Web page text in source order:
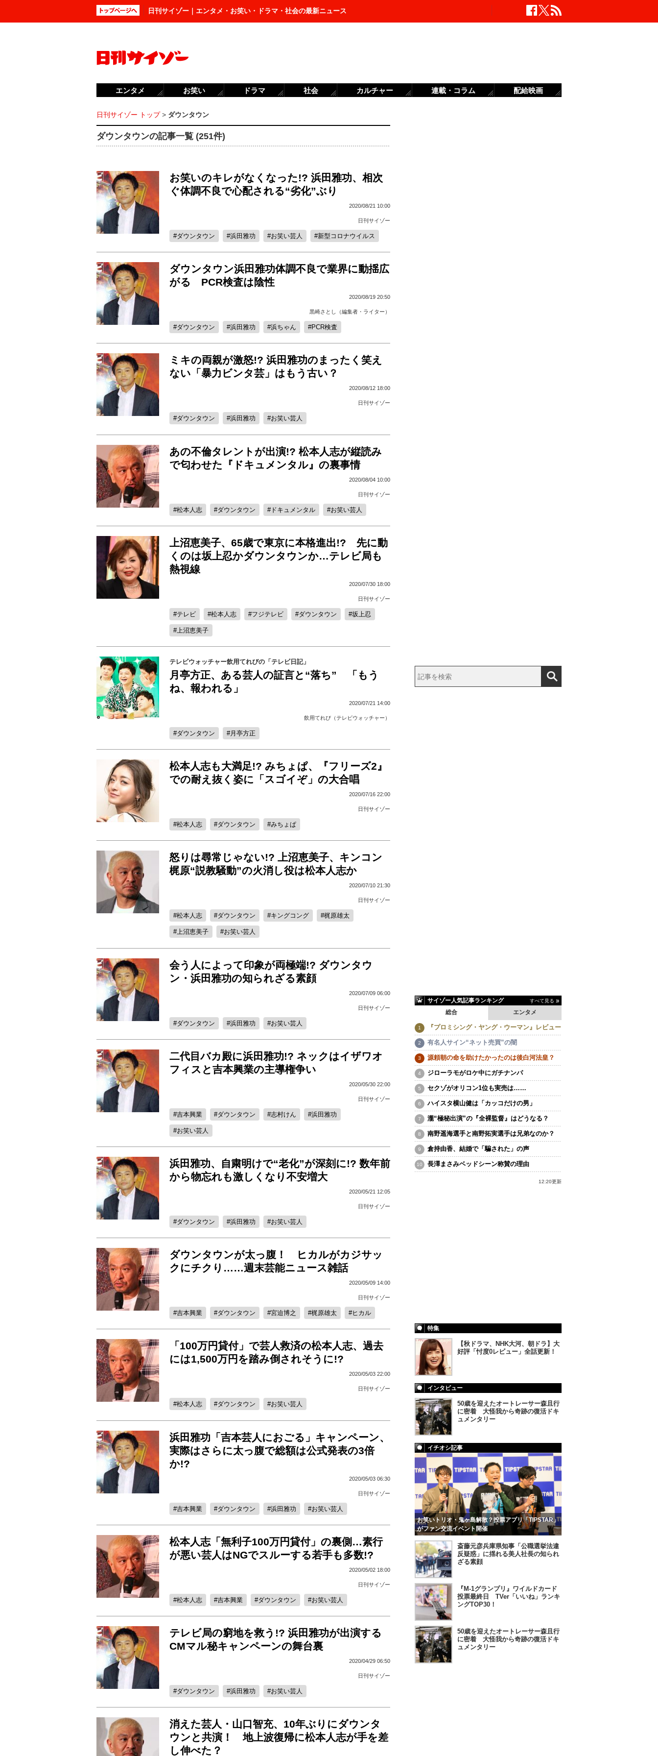
日刊サイゾー｜エンタメ・お笑い・ドラマ・社会の最新ニュース
日刊サイゾー トップ> ダウンタウン
ダウンタウンの記事一覧 (251件)
お笑いのキレがなくなった!? 浜田雅功、相次
ぐ体調不良で心配される“劣化”ぶり
2020/08/21 10:00
日刊サイゾー
ダウンタウン 浜田雅功 お笑い芸人 新型コロナウイルス
ダウンタウン浜田雅功体調不良で業界に動揺広
がる PCR検査は陰性
2020/08/19 20:50
黒崎さとし（編集者・ライター）
ダウンタウン 浜田雅功 浜ちゃん PCR検査
ミキの両親が激怒!? 浜田雅功のまったく笑え
ない「暴力ビンタ芸」はもう古い？
2020/08/12 18:00
日刊サイゾー
ダウンタウン 浜田雅功 お笑い芸人
あの不倫タレントが出演!? 松本人志が縦読み
で匂わせた『ドキュメンタル』の裏事情
2020/08/04 10:00
日刊サイゾー
松本人志 ダウンタウン ドキュメンタル お笑い芸人
上沼恵美子、65歳で東京に本格進出!? 先に動
くのは坂上忍かダウンタウンか…テレビ局も
熱視線
2020/07/30 18:00
日刊サイゾー
テレビ 松本人志 フジテレビ ダウンタウン 坂上忍
上沼恵美子
テレビウォッチャー飲用てれびの「テレビ日記」
月亭方正、ある芸人の証言と“落ち” 「もう
ね、報われる」
2020/07/21 14:00
飲用てれび（テレビウォッチャー）
ダウンタウン 月亭方正
松本人志も大満足!? みちょぱ、『フリーズ2』
での耐え抜く姿に「スゴイぞ」の大合唱
2020/07/16 22:00
日刊サイゾー
松本人志 ダウンタウン みちょぱ
怒りは尋常じゃない!? 上沼恵美子、キンコン
梶原“説教騒動”の火消し役は松本人志か
2020/07/10 21:30
日刊サイゾー
松本人志 ダウンタウン キングコング 梶原雄太
上沼恵美子 お笑い芸人
会う人によって印象が両極端!? ダウンタウ
ン・浜田雅功の知られざる素顔
2020/07/09 06:00
日刊サイゾー
ダウンタウン 浜田雅功 お笑い芸人
二代目バカ殿に浜田雅功!? ネックはイザワオ
フィスと吉本興業の主導権争い
2020/05/30 22:00
日刊サイゾー
吉本興業 ダウンタウン 志村けん 浜田雅功
お笑い芸人
浜田雅功、自粛明けで“老化”が深刻に!? 数年前
から物忘れも激しくなり不安増大
2020/05/21 12:05
日刊サイゾー
ダウンタウン 浜田雅功 お笑い芸人
ダウンタウンが太っ腹！ ヒカルがカジサッ
クにチクり……週末芸能ニュース雑話
2020/05/09 14:00
日刊サイゾー
吉本興業 ダウンタウン 宮迫博之 梶原雄太 ヒカル
「100万円貸付」で芸人救済の松本人志、過去
には1,500万円を踏み倒されそうに!?
2020/05/03 22:00
日刊サイゾー
松本人志 ダウンタウン お笑い芸人
浜田雅功「吉本芸人におごる」キャンペーン、
実際はさらに太っ腹で総額は公式発表の3倍
か!?
2020/05/03 06:30
日刊サイゾー
吉本興業 ダウンタウン 浜田雅功 お笑い芸人
松本人志「無利子100万円貸付」の裏側…素行
が悪い芸人はNGでスルーする若手も多数!?
2020/05/02 18:00
日刊サイゾー
松本人志 吉本興業 ダウンタウン お笑い芸人
テレビ局の窮地を救う!? 浜田雅功が出演する
CMマル秘キャンペーンの舞台裏
2020/04/29 06:50
日刊サイゾー
ダウンタウン 浜田雅功 お笑い芸人
消えた芸人・山口智充、10年ぶりにダウンタ
ウンと共演！ 地上波復帰に松本人志が手を差
し伸べた？
サイゾー人気記事ランキング すべて見る
エンタメ
総合
『プロミシング・ヤング・ウーマン』レビュー
有名人サイン“ネット売買”の闇
源頼朝の命を助けたかったのは後白河法皇？
ジローラモがロケ中にガチナンパ
セクゾがオリコン1位も実売は……
ハイスタ横山健は「カッコだけの男」
瀧“極秘出演”の『全裸監督』はどうなる？
南野遥海選手と南野拓実選手は兄弟なのか？
倉持由香、結婚で「騙された」の声
長澤まさみベッドシーン称賛の理由
12:20更新
特集
【秋ドラマ、NHK大河、朝ドラ】大
好評「忖度0レビュー」全話更新！
インタビュー
50歳を迎えたオートレーサー森且行
に密着 大怪我から奇跡の復活ドキ
ュメンタリー
イチオシ記事
お笑いトリオ・鬼ヶ島解散？投票アプリ「TIPSTAR」
がファン交流イベント開催
斎藤元彦兵庫県知事「公職選挙法違
反疑惑」に揺れる美人社長の知られ
ざる素顔
『M-1グランプリ』ワイルドカード
投票最終日 TVer「いいね」ランキ
ングTOP30！
50歳を迎えたオートレーサー森且行
に密着 大怪我から奇跡の復活ドキ
ュメンタリー
エンタメ お笑い ドラマ 社会 カルチャー 連載・コラム 配給映画